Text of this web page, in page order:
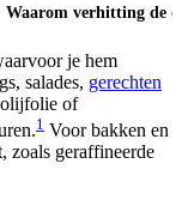
Waarom verhitting de
je hem
salades, gerechten
olijfolie of
1 Voor bakken en
zoals geraffineerde